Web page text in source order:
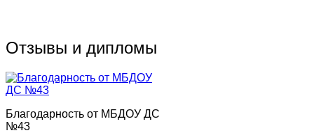
Отзывы и дипломы
Благодарность от МБДОУ ДС
№43